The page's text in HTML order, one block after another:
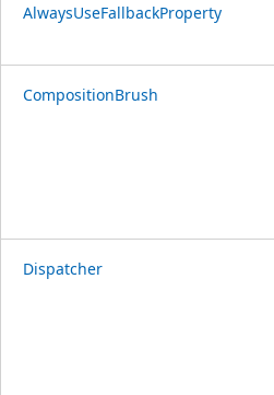
AlwaysUseFallbackProperty
CompositionBrush
Dispatcher